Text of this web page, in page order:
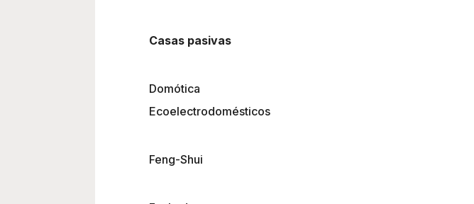
Casas pasivas
Domótica
Ecoelectrodomésticos
Feng-Shui